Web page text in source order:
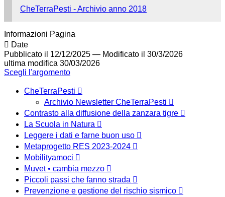
CheTerraPesti - Archivio anno 2018
Informazioni Pagina
Date
Pubblicato il 12/12/2025 — Modificato il 30/3/2026
ultima modifica 30/03/2026
Scegli l'argomento
CheTerraPesti
Archivio Newsletter CheTerraPesti
Contrasto alla diffusione della zanzara tigre
La Scuola in Natura
Leggere i dati e farne buon uso
Metaprogetto RES 2023-2024
Mobilityamoci
Muvet • cambia mezzo
Piccoli passi che fanno strada
Prevenzione e gestione del rischio sismico